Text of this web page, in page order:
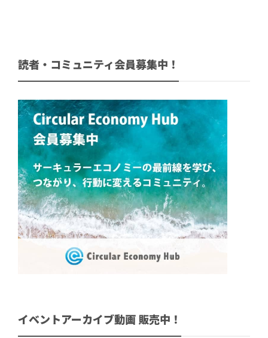
読者・コミュニティ会員募集中！
イベントアーカイブ動画 販売中！